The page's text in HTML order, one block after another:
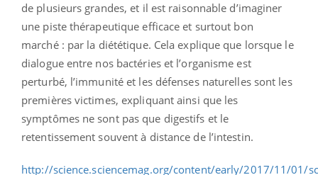
de plusieurs grandes, et il est raisonnable d’imaginer
une piste thérapeutique efficace et surtout bon
marché : par la diététique. Cela explique que lorsque le
dialogue entre nos bactéries et l’organisme est
perturbé, l’immunité et les défenses naturelles sont les
premières victimes, expliquant ainsi que les
symptômes ne sont pas que digestifs et le
retentissement souvent à distance de l’intestin.
http://science.sciencemag.org/content/early/2017/11/01/